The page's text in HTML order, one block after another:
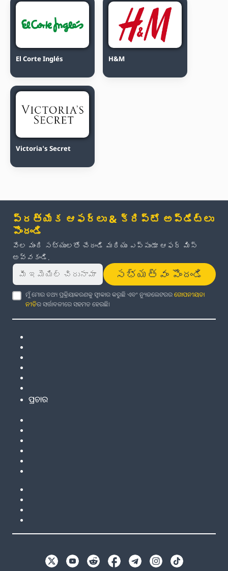
El Corte Inglés H&M
Victoria's Secret
ప్రత్యేక ఆఫర్లు & క్రిప్టో అప్‌డేట్‌లు
పొందండి
వేల మంది సభ్యులతో చేరండి మరియు ఎప్పుడూ ఆఫర్ మిస్
అవ్వకండి.
సభ్యత్వం పొందండి
ମୁଁ ମୋର ତଥ୍ୟ ପ୍ରକ୍ରିୟାକରଣକୁ ସ୍ୱୀକାର କରୁଛି ଏବଂ ନ୍ୟୁଜଲେଟରରଗୋପନୀୟତା
ନୀତିର ସର୍ତ୍ତାବଳୀରେ ସହମତ ହେଉଛି।
ପ୍ରଚାର